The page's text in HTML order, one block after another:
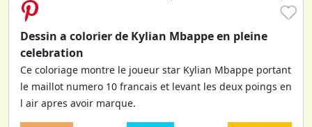
♥
Dessin a colorier de Kylian Mbappe en pleine
celebration
Ce coloriage montre le joueur star Kylian Mbappe portant
le maillot numero 10 francais et levant les deux poings en
l air apres avoir marque.